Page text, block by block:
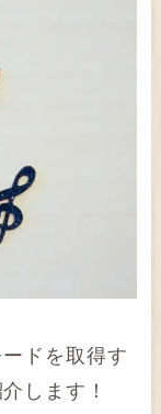
ドを取得す
します！